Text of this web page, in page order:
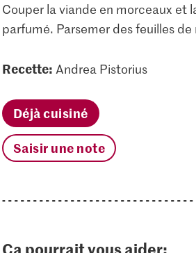
Couper la viande en morceaux et
parfumé. Parsemer des feuilles
Recette: Andrea Pistorius
Déjà cuisiné
Saisir une note
Ça pourrait vous aider: